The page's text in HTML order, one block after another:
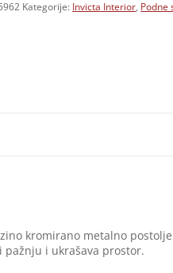
Kategorije: Invicta Interior, Podne
kromirano metalno
i ukrašava prostor.